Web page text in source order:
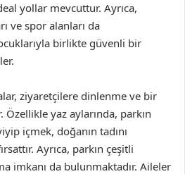
yollar mevcuttur. Ayrıca,
ve spor alanları da
birlikte güvenli bir
ziyaretçilere dinlenme ve bir
Özellikle yaz aylarında, parkın
içmek, doğanın tadını
Ayrıca, parkın çeşitli
imkanı da bulunmaktadır. Aileler